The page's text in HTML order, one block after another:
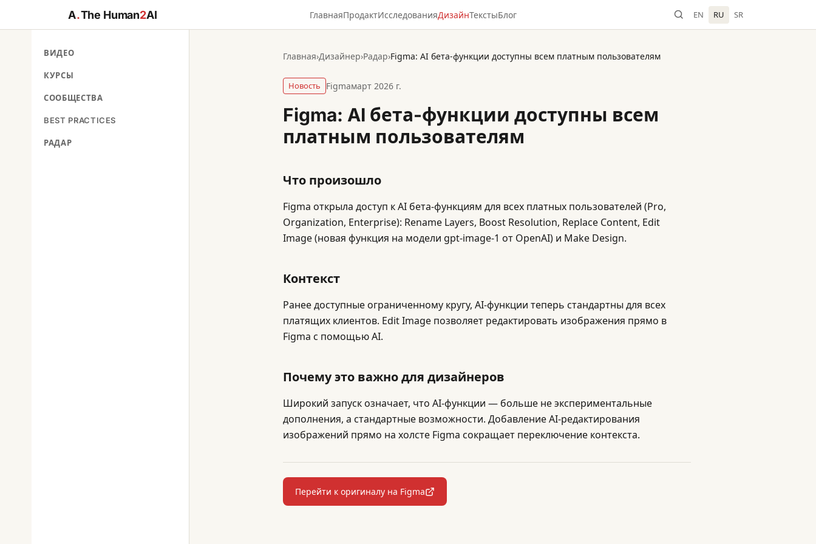
A.The Human2AI ГлавнаяПродактИсследованияДизайнТекстыБлог EN RU SR
ВИДЕО
КУРСЫ
СООБЩЕСТВА
BEST PRACTICES
РАДАР
Главная›Дизайнер›Радар›Figma: AI бета-функции доступны всем платным пользователям
Новость Figmaмарт 2026 г.
Figma: AI бета-функции доступны всем
платным пользователям
Что произошло
Figma открыла доступ к AI бета-функциям для всех платных пользователей (Pro,
Organization, Enterprise): Rename Layers, Boost Resolution, Replace Content, Edit
Image (новая функция на модели gpt-image-1 от OpenAI) и Make Design.
Контекст
Ранее доступные ограниченному кругу, AI-функции теперь стандартны для всех
платящих клиентов. Edit Image позволяет редактировать изображения прямо в
Figma с помощью AI.
Почему это важно для дизайнеров
Широкий запуск означает, что AI-функции — больше не экспериментальные
дополнения, а стандартные возможности. Добавление AI-редактирования
изображений прямо на холсте Figma сокращает переключение контекста.
Перейти к оригиналу на Figma